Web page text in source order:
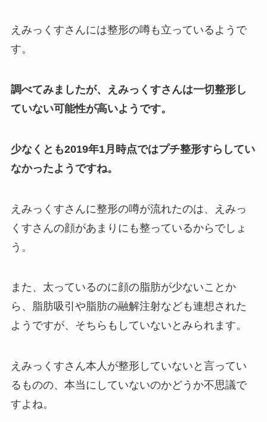
えみっくすさんには整形の噂も立っているようで
す。
調べてみましたが、えみっくすさんは一切整形し
ていない可能性が高いようです。
少なくとも2019年1月時点ではプチ整形すらしてい
なかったようですね。
えみっくすさんに整形の噂が流れたのは、えみっ
くすさんの顔があまりにも整っているからでしょ
う。
また、太っているのに顔の脂肪が少ないことか
ら、脂肪吸引や脂肪の融解注射なども連想された
ようですが、そちらもしていないとみられます。
えみっくすさん本人が整形していないと言ってい
るものの、本当にしていないのかどうか不思議で
すよね。